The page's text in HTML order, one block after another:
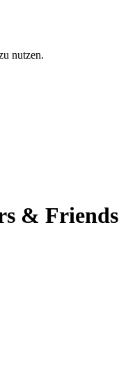
nutzen.
& Friends